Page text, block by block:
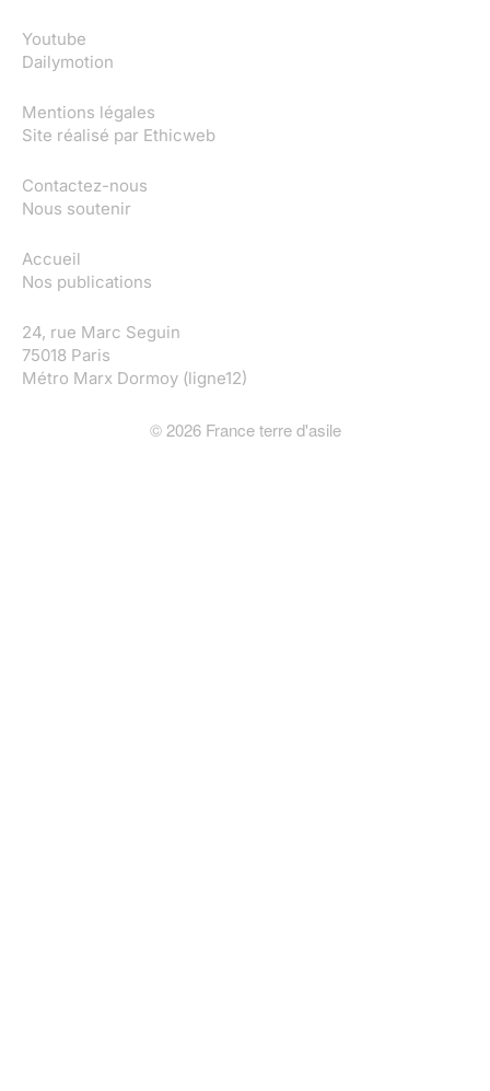
Youtube
Dailymotion
Mentions légales
Site réalisé par Ethicweb
Contactez-nous
Nous soutenir
Accueil
Nos publications
24, rue Marc Seguin
75018 Paris
Métro Marx Dormoy (ligne12)
© 2026France terre d'asile